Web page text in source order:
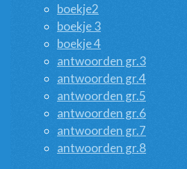
boekje2
boekje 3
boekje 4
antwoorden gr.3
antwoorden gr.4
antwoorden gr.5
antwoorden gr.6
antwoorden gr.7
antwoorden gr.8